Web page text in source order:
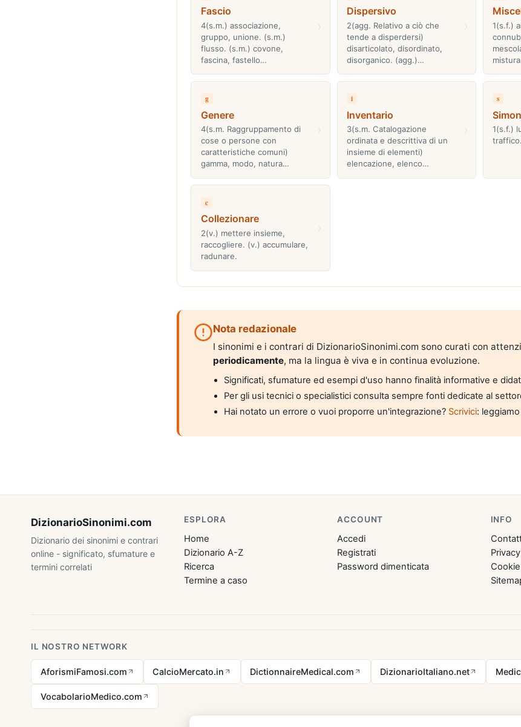
Fascio
4(s.m.) associazione,
gruppo, unione. (s.m.)
flusso. (s.m.) covone,
fascina, fastello…
Dispersivo
2(agg. Relativo a ciò che
tende a disperdersi)
disarticolato, disordinato,
disorganico. (agg.)…
1(s.f.)
g
Genere
4(s.m. Raggruppamento di
cose o persone con
caratteristiche comuni)
gamma, modo, natura…
i
Inventario
3(s.m. Catalogazione
ordinata e descrittiva di un
insieme di elementi)
elencazione, elenco…
s
1(s.f.)
traffico.
c
Collezionare
2(v.) mettere insieme,
raccogliere. (v.) accumulare,
radunare.
Nota redazionale
I sinonimi e i contrari di DizionarioSinonimi.com sono curati con
periodicamente, ma la lingua è viva e in continua evoluzione.
Significati, sfumature ed esempi d'uso hanno finalità informative e
Per gli usi tecnici o specialistici consulta sempre fonti dedicate al
Hai notato un errore o vuoi proporre un'integrazione? Scrivici:
DizionarioSinonimi.com
Dizionario dei sinonimi e contrari
online - significato, sfumature e
termini correlati
ESPLORA
Home
Dizionario A-Z
Ricerca
Termine a caso
ACCOUNT
Accedi
Registrati
Password dimenticata
INFO
Privacy
IL NOSTRO NETWORK
AforismiFamosi.com CalcioMercato.in DictionnaireMedical.com DizionarioItaliano.net
VocabolarioMedico.com